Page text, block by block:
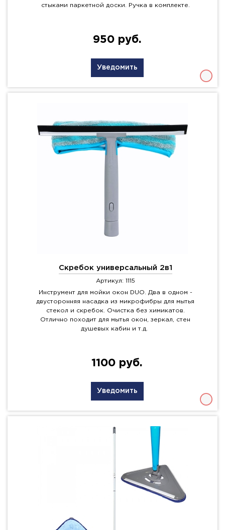
стыками паркетной доски. Ручка в комплекте.
950 руб.
Уведомить
Скребок универсальный 2в1
Артикул: 1115
Инструмент для мойки окон DUO. Два в одном -
двусторонняя насадка из микрофибры для мытья
стекол и скребок. Очистка без химикатов.
Отлично походит для мытья окон, зеркал, стен
душевых кабин и т.д.
1100 руб.
Уведомить